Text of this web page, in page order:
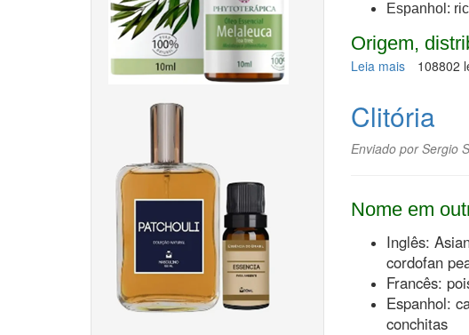
Espanhol:
Origem,
Leia maissobre
108802
Clitória
Enviado porSergio
Nome em
Inglês:
cordofan
Francês:
Espanhol:
conchitas